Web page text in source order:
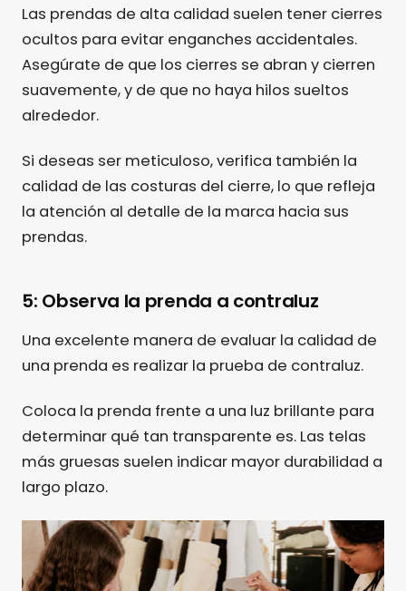
Las prendas de alta calidad suelen tener cierres
ocultos para evitar enganches accidentales.
Asegúrate de que los cierres se abran y cierren
suavemente, y de que no haya hilos sueltos
alrededor.
Si deseas ser meticuloso, verifica también la
calidad de las costuras del cierre, lo que refleja
la atención al detalle de la marca hacia sus
prendas.
5: Observa la prenda a contraluz
Una excelente manera de evaluar la calidad de
una prenda es realizar la prueba de contraluz.
Coloca la prenda frente a una luz brillante para
determinar qué tan transparente es. Las telas
más gruesas suelen indicar mayor durabilidad a
largo plazo.